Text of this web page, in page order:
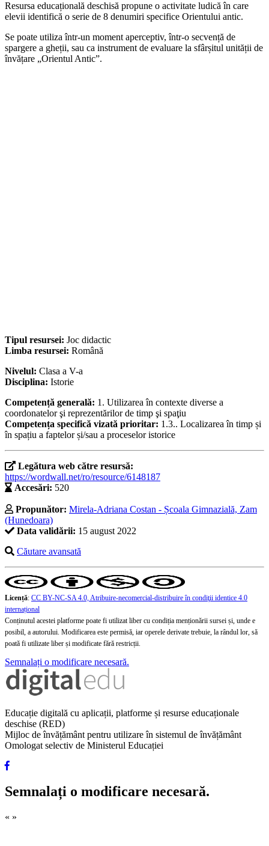
Resursa educațională deschisă propune o activitate ludică în care
elevii identifică o serie de 8 denumiri specifice Orientului antic.
Se poate utiliza într-un moment aperceptiv, într-o secvență de
spargere a gheții, sau ca instrument de evaluare la sfârșitul unității de
învățare „Orientul Antic”.
Tipul resursei: Joc didactic
Limba resursei: Română
Nivelul: Clasa a V-a
Disciplina: Istorie
Competență generală: 1. Utilizarea în contexte diverse a
coordonatelor şi reprezentărilor de timp şi spaţiu
Competența specifică vizată prioritar: 1.3.. Localizarea în timp și
în spațiu a faptelor și/sau a proceselor istorice
Legătura web către resursă:
https://wordwall.net/ro/resource/6148187
Accesări: 520
Propunător: Mirela-Adriana Costan - Școala Gimnazială, Zam
(Hunedoara)
Data validării: 15 august 2022
Căutare avansată
Licență: CC BY-NC-SA 4.0, Atribuire-necomercial-distribuire în condiţii identice 4.0
internațional
Conținutul acestei platforme poate fi utilizat liber cu condiția menționării sursei și, unde e
posibil, a autorului. Modificarea este permisă, iar operele derivate trebuie, la rândul lor, să
poată fi utilizate liber și modificate fără restricții.
Semnalați o modificare necesară.
Educație digitală cu aplicații, platforme și resurse educaționale
deschise (RED)
Mijloc de învățământ pentru utilizare în sistemul de învățământ
Omologat selectiv de Ministerul Educației
Semnalați o modificare necesară.
« »